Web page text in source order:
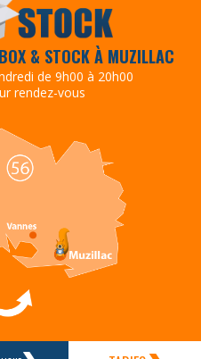
& STOCK À MUZILLAC
de 9h00 à 20h00
rendez-vous